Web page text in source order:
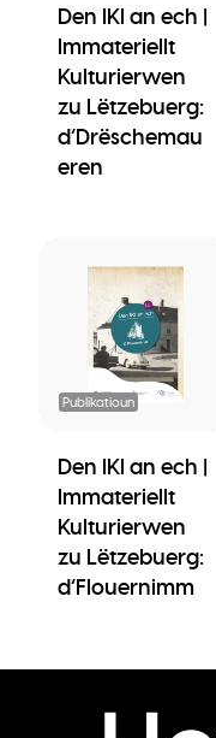
Den IKI an ech |
Immateriellt
Kulturierwen
zu Lëtzebuerg:
d’Drëschemau
eren
Publikatioun
Den IKI an ech |
Immateriellt
Kulturierwen
zu Lëtzebuerg:
d’Flouernimm